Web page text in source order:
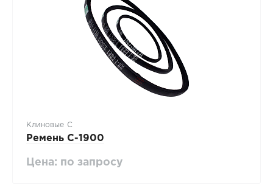
Клиновые С
Ремень C-1900
Цена: по запросу